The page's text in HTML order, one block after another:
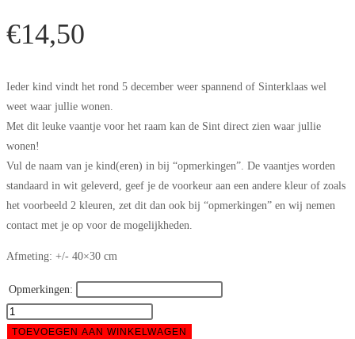
€14,50
Ieder kind vindt het rond 5 december weer spannend of Sinterklaas wel
weet waar jullie wonen.
Met dit leuke vaantje voor het raam kan de Sint direct zien waar jullie
wonen!
Vul de naam van je kind(eren) in bij “opmerkingen”. De vaantjes worden
standaard in wit geleverd, geef je de voorkeur aan een andere kleur of zoals
het voorbeeld 2 kleuren, zet dit dan ook bij “opmerkingen” en wij nemen
contact met je op voor de mogelijkheden.
Afmeting: +/- 40×30 cm
Opmerkingen:
Vaantje
Sint
TOEVOEGEN AAN WINKELWAGEN